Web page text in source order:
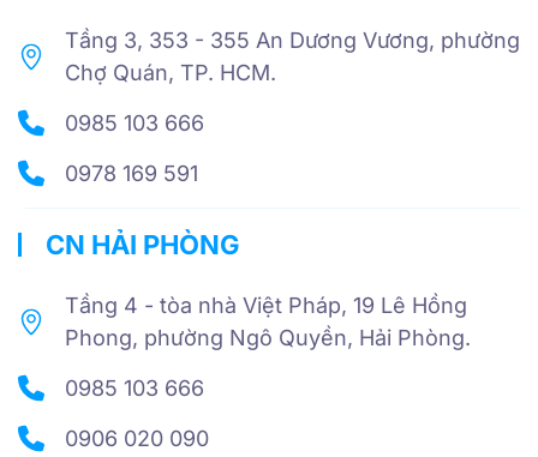
Tầng 3, 353 - 355 An Dương Vương, phường
Chợ Quán, TP. HCM.
0985 103 666
0978 169 591
CN HẢI PHÒNG
Tầng 4 - tòa nhà Việt Pháp, 19 Lê Hồng
Phong, phường Ngô Quyền, Hải Phòng.
0985 103 666
0906 020 090